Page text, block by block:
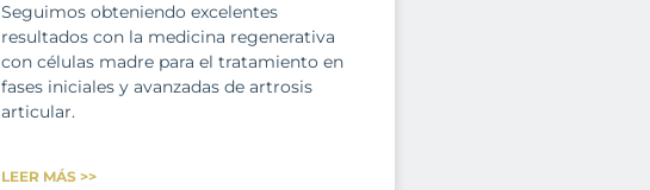
Seguimos obteniendo excelentes
resultados con la medicina regenerativa
con células madre para el tratamiento en
fases iniciales y avanzadas de artrosis
articular.
LEER MÁS >>